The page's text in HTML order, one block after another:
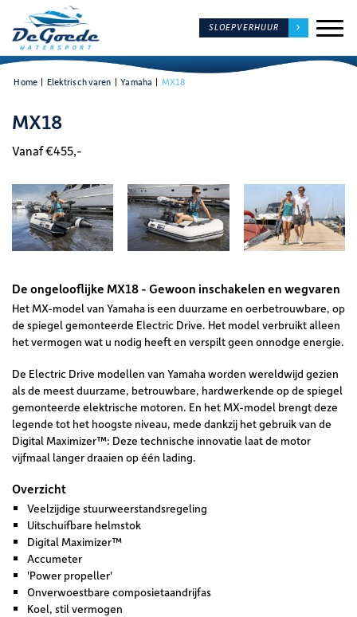
SLOEPVERHUUR
Home | Elektrisch varen | Yamaha | MX18
MX18
Vanaf €455,-
De ongelooflijke MX18 - Gewoon inschakelen en wegvaren
Het MX-model van Yamaha is een duurzame en oerbetrouwbare, op
de spiegel gemonteerde Electric Drive. Het model verbruikt alleen
het vermogen wat u nodig heeft en verspilt geen onnodge energie.
De Electric Drive modellen van Yamaha worden wereldwijd gezien
als de meest duurzame, betrouwbare, hardwerkende op de spiegel
gemonteerde elektrische motoren. En het MX-model brengt deze
legende tot het hoogste niveau, mede dankzij het gebruik van de
Digital Maximizer™: Deze technische innovatie laat de motor
vijfmaal langer draaien op één lading.
Overzicht
Veelzijdige stuurweerstandsregeling
Uitschuifbare helmstok
Digital Maximizer™
Accumeter
'Power propeller'
Onverwoestbare composietaandrijfas
Koel, stil vermogen